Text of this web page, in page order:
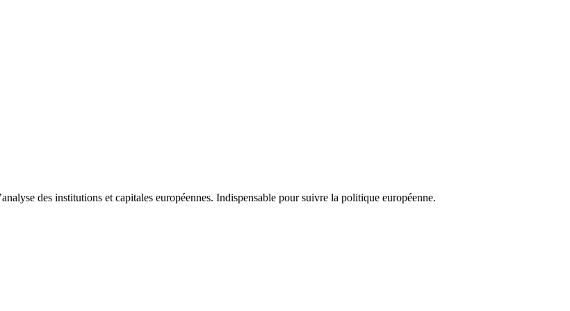
des institutions et capitales européennes. Indispensable pour suivre la politique européenne.